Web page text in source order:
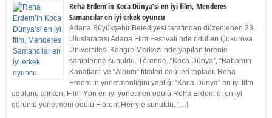
Reha Erdem’in Koca Dünya’si en iyi film, Menderes
Samancılar en iyi erkek oyuncu
Adana Büyükşehir Belediyesi tarafından düzenlenen 23.
Uluslararası Adana Film Festivali’nde ödüllen Çukurova
Üniversitesi Kongre Merkezi’nde yapılan törenle
sahiplerine sunuldu. Törende, “Koca Dünya”, “Babamın
Kanatları” ve “Albüm” filmleri ödülleri topladı. Reha
Erdem’in yönetmenliğini yaptığı “Koca Dünya” en iyi film
ödülünü alırken, Film-Yön en iyi yönetmen ödülü Reha Erdem’e, en iyi
görüntü yönetmeni ödülü Florent Herry’e sunuldu. […]